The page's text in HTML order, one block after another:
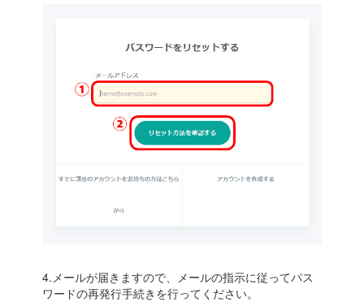
4.メールが届きますので、メールの指示に従ってパス
ワードの再発行手続きを行ってください。